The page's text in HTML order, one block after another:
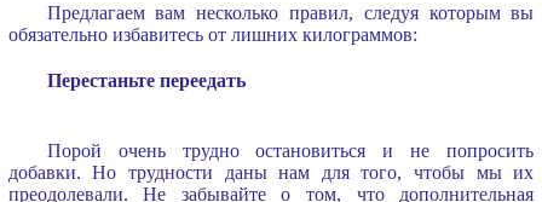
Предлагаем вам несколько правил, следуя которым вы
обязательно избавитесь от лишних килограммов:
Перестаньте переедать
Порой очень трудно остановиться и не попросить
добавки. Но трудности даны нам для того, чтобы мы их
преодолевали. Не забывайте о том, что дополнительная